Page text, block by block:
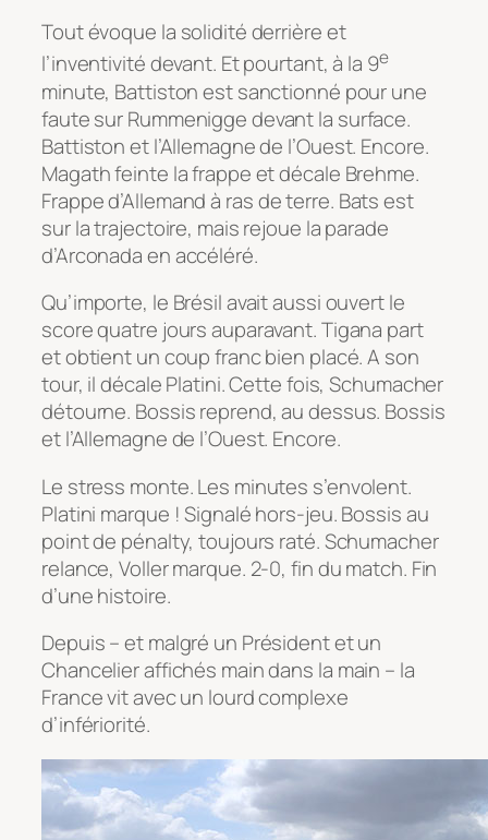
Tout évoque la solidité derrière et
l’inventivité devant. Et pourtant, à la 9e
minute, Battiston est sanctionné pour une
faute sur Rummenigge devant la surface.
Battiston et l’Allemagne de l’Ouest. Encore.
Magath feinte la frappe et décale Brehme.
Frappe d’Allemandà ras de terre. Bats est
sur la trajectoire, mais rejoue la parade
d’Arconada en accéléré.
Qu’importe, le Brésil avait aussi ouvert le
score quatre jours auparavant. Tigana part
et obtient un coup franc bien placé. A son
tour, il décale Platini. Cette fois, Schumacher
détourne. Bossis reprend, au dessus. Bossis
et l’Allemagne de l’Ouest. Encore.
Le stress monte. Les minutes s’envolent.
Platini marque ! Signalé hors-jeu. Bossis au
point de pénalty, toujours raté. Schumacher
relance, Voller marque. 2-0, fin du match. Fin
d’une histoire.
Depuis – et malgré un Président et un
Chancelier affichés main dans la main – la
France vit avec un lourd complexe
d’infériorité.